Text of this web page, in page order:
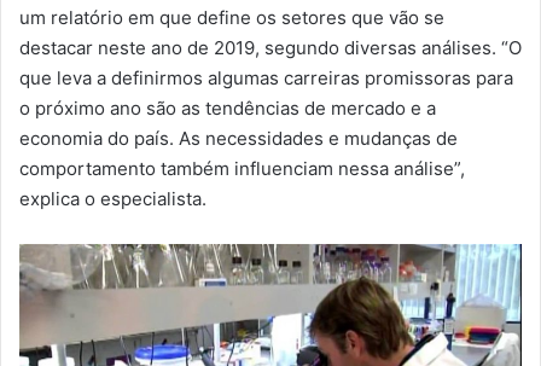
um relatório em que define os setores que vão se
destacar neste ano de 2019, segundo diversas análises. “O
que leva a definirmos algumas carreiras promissoras para
o próximo ano são as tendências de mercado e a
economia do país. As necessidades e mudanças de
comportamento também influenciam nessa análise”,
explica o especialista.